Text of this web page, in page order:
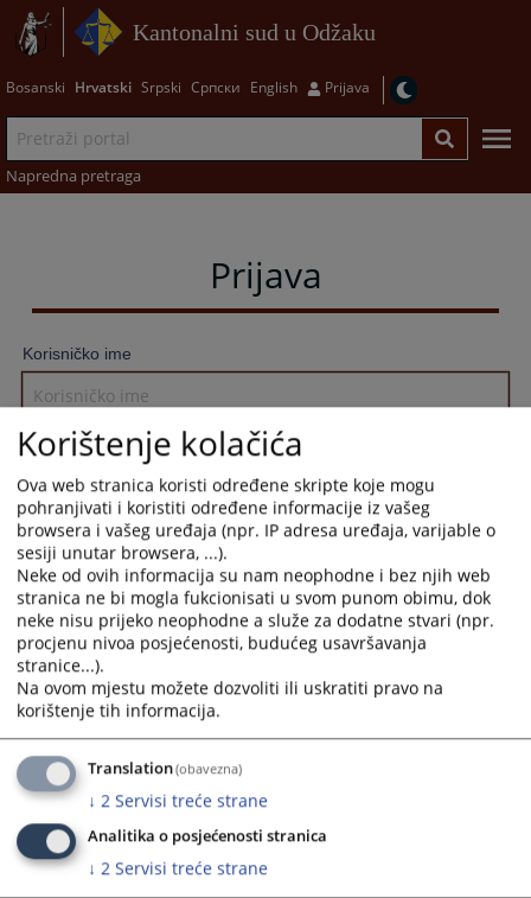
Kantonalni sud u Odžaku
Bosanski Hrvatski Srpski Српски English Prijava
Napredna pretraga
Prijava
Korisničko ime
Lozinka
Zapamti me
Prijava
Zaboravili ste lozinku?
Želite postati član?
Korištenje kolačića
Ova web stranica koristi određene skripte koje mogu
pohranjivati i koristiti određene informacije iz vašeg
browsera i vašeg uređaja (npr. IP adresa uređaja, varijable o
sesiji unutar browsera, ...).
Neke od ovih informacija su nam neophodne i bez njih web
stranica ne bi mogla fukcionisati u svom punom obimu, dok
neke nisu prijeko neophodne a služe za dodatne stvari (npr.
procjenu nivoa posjećenosti, budućeg usavršavanja
stranice...).
Na ovom mjestu možete dozvoliti ili uskratiti pravo na
korištenje tih informacija.
Translation(obavezna)
↓ 2 Servisi treće strane
Analitika o posjećenosti stranica
↓ 2 Servisi treće strane